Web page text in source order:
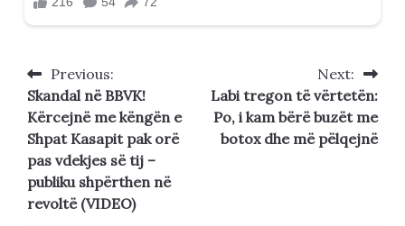
Post
navigation
Previous:
Skandal në BBVK!
Kërcejnë me këngën e
Shpat Kasapit pak orë
pas vdekjes së tij –
publiku shpërthen në
revoltë (VIDEO)
Next:
Labi tregon të vërtetën:
Po, i kam bërë buzët me
botox dhe më pëlqejnë